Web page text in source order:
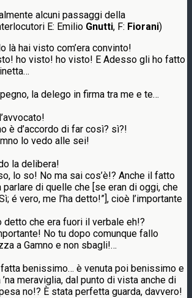
alcuni passaggi della
E: Emilio Gnutti, F: Fiorani)
là hai visto com’era convinto!
ho visto! ho visto! E Adesso gli ho fatto
la delego in firma tra me e te…
è d’accordo di far così? sì?!
lo vedo alle sei!
la delibera!
lo so! No ma sai cos’è!? Anche il fatto
di quelle che [se eran di oggi, che
é vero, me l’ha detto!”], cioè l’importante
detto che era fuori il verbale eh!?
No tu dopo comunque fallo
a Gamno e non sbagli!…
fatta benissimo… è venuta poi benissimo e
’na meraviglia, dal punto di vista anche di
no!? È stata perfetta guarda, davvero!